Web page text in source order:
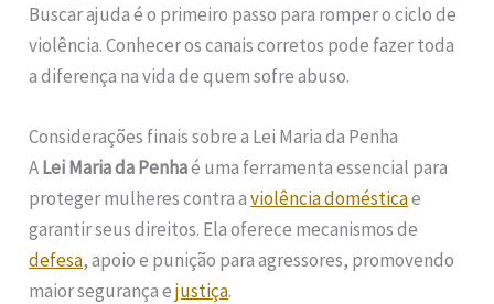
Buscar ajuda é o primeiro passo para romper o ciclo de
violência. Conhecer os canais corretos pode fazer toda
a diferença na vida de quem sofre abuso.
Considerações finais sobre a Lei Maria da Penha
ALei Maria da Penhaé uma ferramenta essencial para
proteger mulheres contra aviolência domésticae
garantir seus direitos. Ela oferece mecanismos de
defesa, apoio e punição para agressores, promovendo
maior segurança ejustiça.